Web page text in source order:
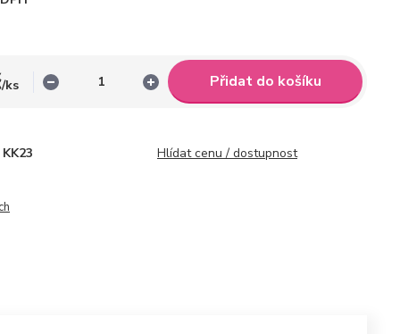
/ks Přidat do košíku
KK23 Hlídat cenu / dostupnost